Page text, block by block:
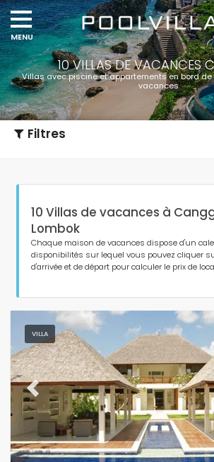
10 VILLAS DE VACANCES
Villas avec piscine et appartements en bord de
vacances
Filtres
Type d'hébergement
Personnes
Chambres
Salles de bains
10 Villas de vacances à
Lombok
Chaque maison de vacances dispose d'un
disponibilités sur lequel vous pouvez cliquer
d'arrivée et de départ pour calculer le prix de
VILLA
Previous